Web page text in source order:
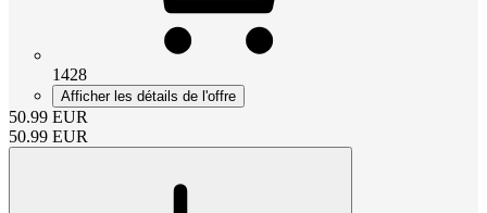
1428
Afficher les détails de l'offre
50.99 EUR
50.99 EUR